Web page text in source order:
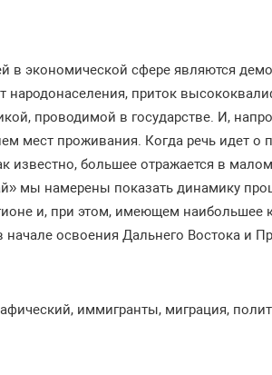
в экономической сфере являются
народонаселения, приток
проводимой в государстве. И,
мест проживания. Когда речь идет о
известно, большее отражается в
мы намерены показать динамику
и, при этом, имеющем наибольшее
освоения Дальнего Востока и
иммигранты, миграция,